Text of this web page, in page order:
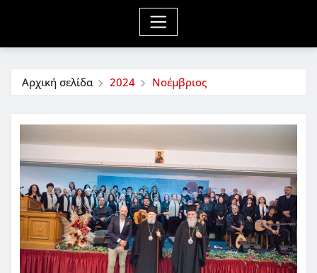
Αρχική σελίδα 2024 Νοέμβριος